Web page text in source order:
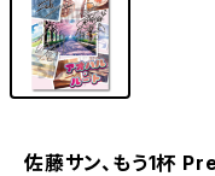
佐藤サン、もう1杯